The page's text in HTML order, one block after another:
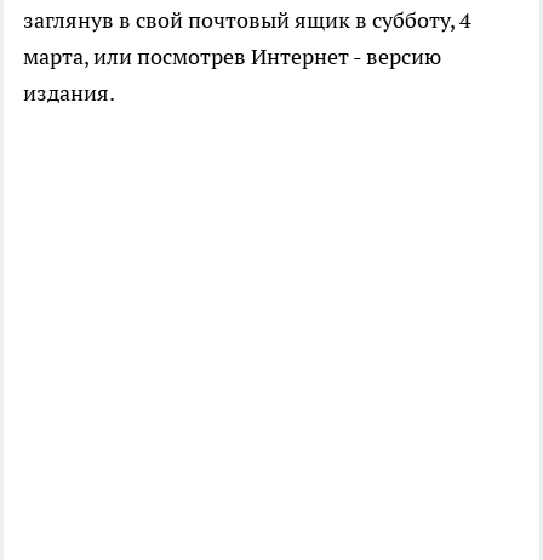
заглянув в свой почтовый ящик в субботу, 4
марта, или посмотрев Интернет - версию
издания.